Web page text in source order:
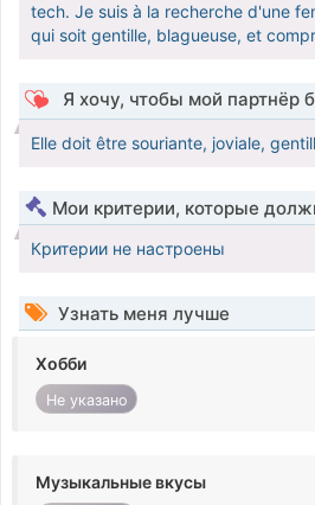
tech. Je suis à la recherche d'une
qui soit gentille, blagueuse, et
Я хочу, чтобы мой партнёр
Elle doit être souriante, joviale,
Мои критерии, которые
Критерии не настроены
Узнать меня лучше
Хобби
Не указано
Музыкальные вкусы